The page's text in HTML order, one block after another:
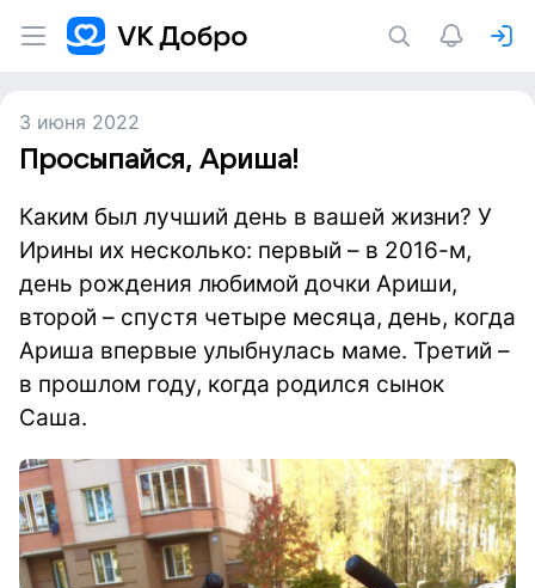
3 июня 2022
Просыпайся, Ариша!
Каким был лучший день в вашей жизни? У
Ирины их несколько: первый – в 2016-м,
день рождения любимой дочки Ариши,
второй – спустя четыре месяца, день, когда
Ариша впервые улыбнулась маме. Третий –
в прошлом году, когда родился сынок
Саша.